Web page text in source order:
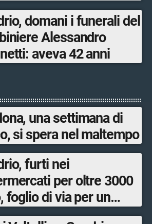
domani i funerali del
Alessandro
aveva 42 anni
una settimana di
si spera nel maltempo
furti nei
per oltre 3000
foglio di via per un